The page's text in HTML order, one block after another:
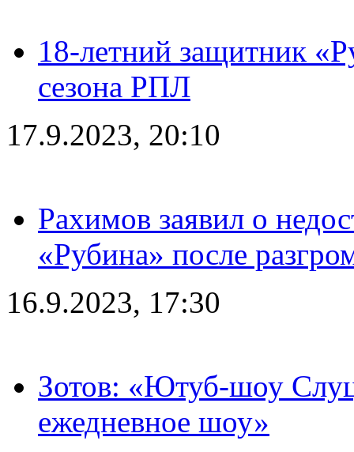
18-летний защитник
сезона РПЛ
17.9.2023, 20:10
Рахимов заявил о
«Рубина» после
16.9.2023, 17:30
Зотов: «Ютуб-шоу
ежедневное шоу»